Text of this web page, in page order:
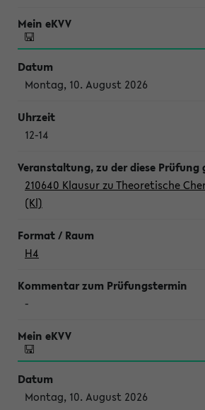
Montag, 10. August 2026
12-14
210640 Klausur zu Theoretische
(Kl)
H4
-
Montag, 10. August 2026